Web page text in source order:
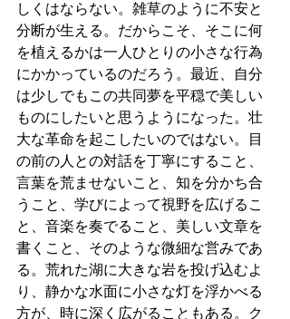
しくはならない。雑草のように不安と
分断が生える。だからこそ、そこに何
を植えるかは一人ひとりの小さな行為
にかかっているのだろう。最近、自分
は少しでもこの共同夢を平穏で美しい
ものにしたいと思うようになった。壮
大な革命を起こしたいのではない。目
の前の人との対話を丁寧にすること、
言葉を荒ませないこと、知を分かち合
うこと、学びによって視野を広げるこ
と、音楽を奏でること、美しい文章を
書くこと、そのような微細な営みであ
る。荒れた湖に大きな岩を投げ込むよ
り、静かな水面に小さな灯を浮かべる
方が、時に深く広がることもある。ク